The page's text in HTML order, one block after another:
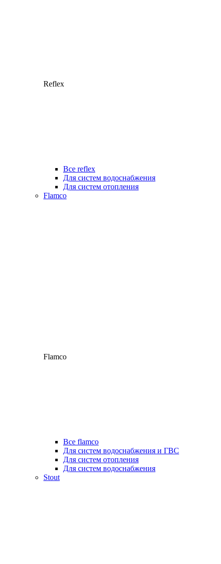
Reflex
Все reflex
Для систем водоснабжения
Для систем отопления
Flamco
Flamco
Все flamco
Для систем водоснабжения и ГВС
Для систем отопления
Для систем водоснабжения
Stout